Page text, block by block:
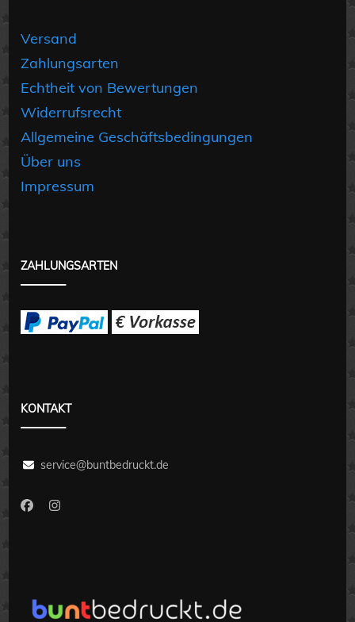
Versand
Zahlungsarten
Echtheit von Bewertungen
Widerrufsrecht
Allgemeine Geschäftsbedingungen
Über uns
Impressum
ZAHLUNGSARTEN
KONTAKT
service@buntbedruckt.de